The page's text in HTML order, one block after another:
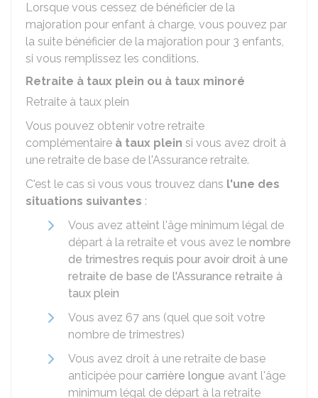
Lorsque vous cessez de bénéficier de la
majoration pour enfant à charge, vous pouvez par
la suite bénéficier de la majoration pour 3 enfants,
si vous remplissez les conditions.
Retraite à taux plein ou à taux minoré
Retraite à taux plein
Vous pouvez obtenir votre retraite
complémentaire à taux plein si vous avez droit à
une retraite de base de l'Assurance retraite.
C'est le cas si vous vous trouvez dans l'une des
situations suivantes :
Vous avez atteint l'âge minimum légal de
départ à la retraite et vous avez le nombre
de trimestres requis pour avoir droit à une
retraite de base de l'Assurance retraite à
taux plein
Vous avez 67 ans (quel que soit votre
nombre de trimestres)
Vous avez droit à une retraite de base
anticipée pour carrière longue avant l'âge
minimum légal de départ à la retraite